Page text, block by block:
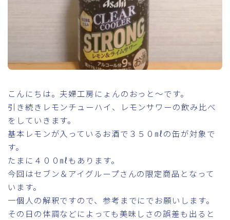
こんにちは。夫婦工房にょんのおっと～です。
引き続きレモンチューハイ、レモンサワーの飲み比べ
をしていきます。
基本レモンが入っているお酒で３５０㎖の缶が対象で
す。
たまに４００㎖もあります。
今回はセブン＆アイグループさんの限定商品となって
います。
一個人の解釈ですので、参考までにでお願いします。
その日の体調などによっても美味しさの誤差も出ると